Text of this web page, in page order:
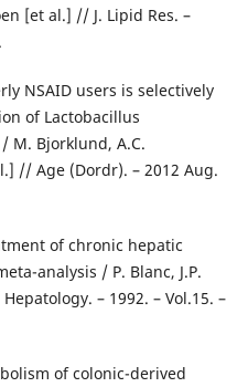
[et al.] // J. Lipid Res. –
NSAID users is selectively
of Lactobacillus
M. Bjorklund, A.C.
// Age (Dordr). – 2012 Aug.
of chronic hepatic
analysis / P. Blanc, J.P.
– 1992. – Vol.15. –
of colonic-derived